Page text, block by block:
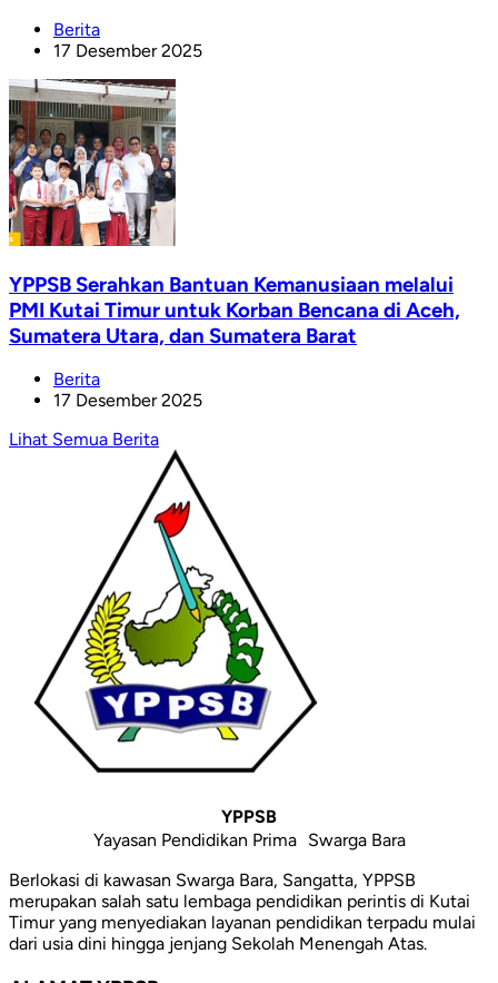
Berita
17 Desember 2025
YPPSB Serahkan Bantuan Kemanusiaan melalui
PMI Kutai Timur untuk Korban Bencana di Aceh,
Sumatera Utara, dan Sumatera Barat
Berita
17 Desember 2025
Lihat Semua Berita
YPPSB
Yayasan Pendidikan Prima Swarga Bara
Berlokasi di kawasan Swarga Bara, Sangatta, YPPSB
merupakan salah satu lembaga pendidikan perintis di Kutai
Timur yang menyediakan layanan pendidikan terpadu mulai
dari usia dini hingga jenjang Sekolah Menengah Atas.